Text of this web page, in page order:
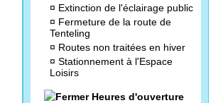
¤ Extinction de l'éclairage public
¤ Fermeture de la route de
Tenteling
¤ Routes non traitées en hiver
¤ Stationnement à l'Espace
Loisirs
Heures d'ouverture